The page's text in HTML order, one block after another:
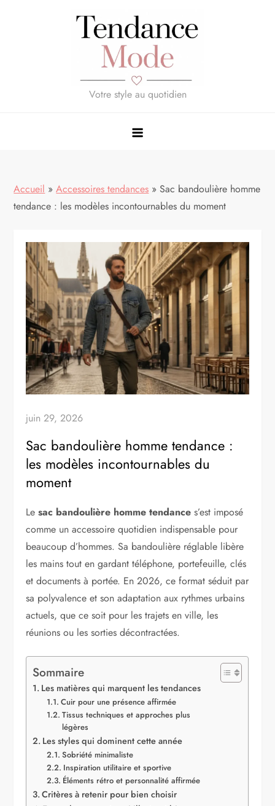
Votre style au quotidien
Accueil »Accessoires tendances »Sac bandoulière homme
tendance : les modèles incontournables du moment
juin 29, 2026
Sac bandoulière homme tendance :
les modèles incontournables du
moment
Lesac bandoulière homme tendance s’est imposé
comme un accessoire quotidien indispensable pour
beaucoup d’hommes. Sa bandoulière réglable libère
les mains tout en gardant téléphone, portefeuille, clés
et documents à portée. En 2026, ce format séduit par
sa polyvalence et son adaptation aux rythmes urbains
actuels, que ce soit pour les trajets en ville, les
réunions ou les sorties décontractées.
Sommaire
Les matières qui marquent les tendances
Cuir pour une présence affirmée
Tissus techniques et approches plus
légères
Les styles qui dominent cette année
Sobriété minimaliste
Inspiration utilitaire et sportive
Éléments rétro et personnalité affirmée
Critères à retenir pour bien choisir